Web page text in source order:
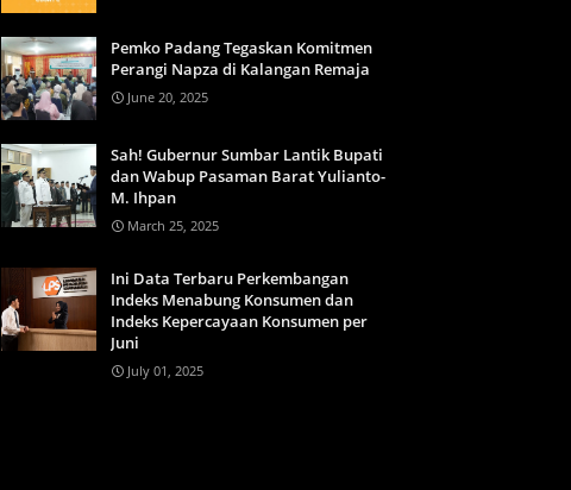
Pemko Padang Tegaskan Komitmen
Perangi Napza di Kalangan Remaja
June 20, 2025
Sah! Gubernur Sumbar Lantik Bupati
dan Wabup Pasaman Barat Yulianto-
M. Ihpan
March 25, 2025
Ini Data Terbaru Perkembangan
Indeks Menabung Konsumen dan
Indeks Kepercayaan Konsumen per
Juni
July 01, 2025